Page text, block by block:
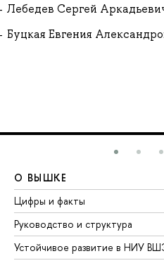
Лебедев Сергей
Буцкая Евгения
О ВЫШКЕ
Цифры и факты
Руководство и структура
Устойчивое развитие в НИУ